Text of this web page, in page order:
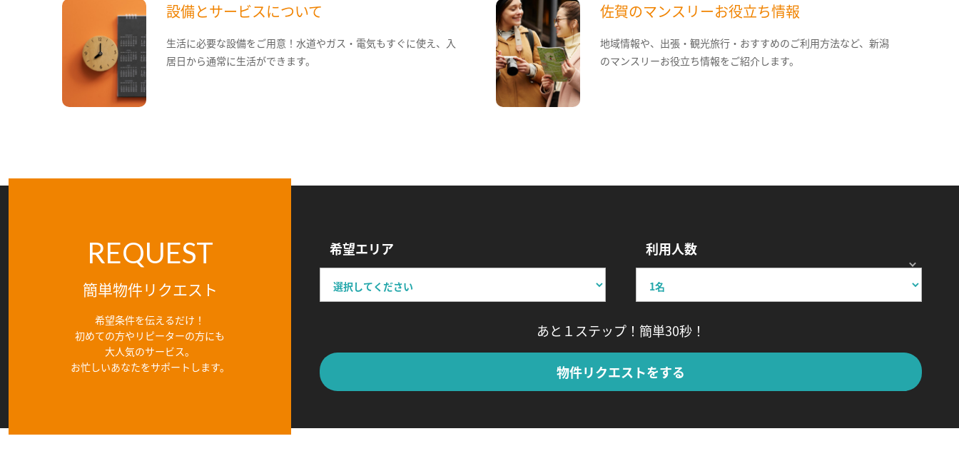
設備とサービスについて
生活に必要な設備をご用意！水道やガス・電気もすぐに使え、入
居日から通常に生活ができます。
佐賀のマンスリーお役立ち情報
地域情報や、出張・観光旅行・おすすめのご利用方法など、新潟
のマンスリーお役立ち情報をご紹介します。
REQUEST
簡単物件リクエスト
希望条件を伝えるだけ！
初めての方やリピーターの方にも
大人気のサービス。
お忙しいあなたをサポートします。
希望エリア 利用人数
あと１ステップ！簡単30秒！
物件リクエストをする